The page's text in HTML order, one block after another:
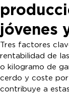
jóvenes
Tres factores
rentabilidad de
o kilogramo de
cerdo y coste
contribuye a